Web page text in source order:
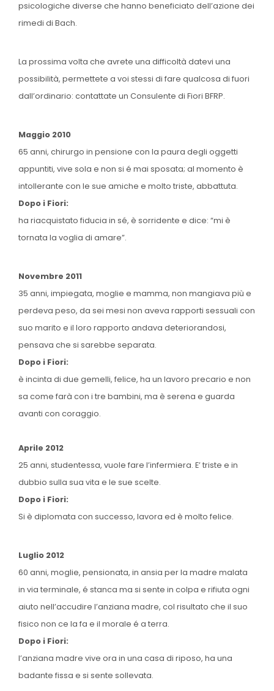
psicologiche diverse che hanno beneficiato dell’azione dei
rimedi di Bach.
La prossima volta che avrete una difficoltà datevi una
possibilità, permettete a voi stessi di fare qualcosa di fuori
dall’ordinario: contattate un Consulente di Fiori BFRP.
Maggio 2010
65 anni, chirurgo in pensione con la paura degli oggetti
appuntiti, vive sola e non si é mai sposata; al momento è
intollerante con le sue amiche e molto triste, abbattuta.
Dopo i Fiori:
ha riacquistato fiducia in sé, è sorridente e dice: “mi è
tornata la voglia di amare”.
Novembre 2011
35 anni, impiegata, moglie e mamma, non mangiava più e
perdeva peso, da sei mesi non aveva rapporti sessuali con
suo marito e il loro rapporto andava deteriorandosi,
pensava che si sarebbe separata.
Dopo i Fiori:
è incinta di due gemelli, felice, ha un lavoro precario e non
sa come farà con i tre bambini, ma è serena e guarda
avanti con coraggio.
Aprile 2012
25 anni, studentessa, vuole fare l’infermiera. E’ triste e in
dubbio sulla sua vita e le sue scelte.
Dopo i Fiori:
Si è diplomata con successo, lavora ed è molto felice.
Luglio 2012
60 anni, moglie, pensionata, in ansia per la madre malata
in via terminale, é stanca ma si sente in colpa e rifiuta ogni
aiuto nell’accudire l’anziana madre, col risultato che il suo
fisico non ce la fa e il morale é a terra.
Dopo i Fiori:
l’anziana madre vive ora in una casa di riposo, ha una
badante fissa e si sente sollevata.